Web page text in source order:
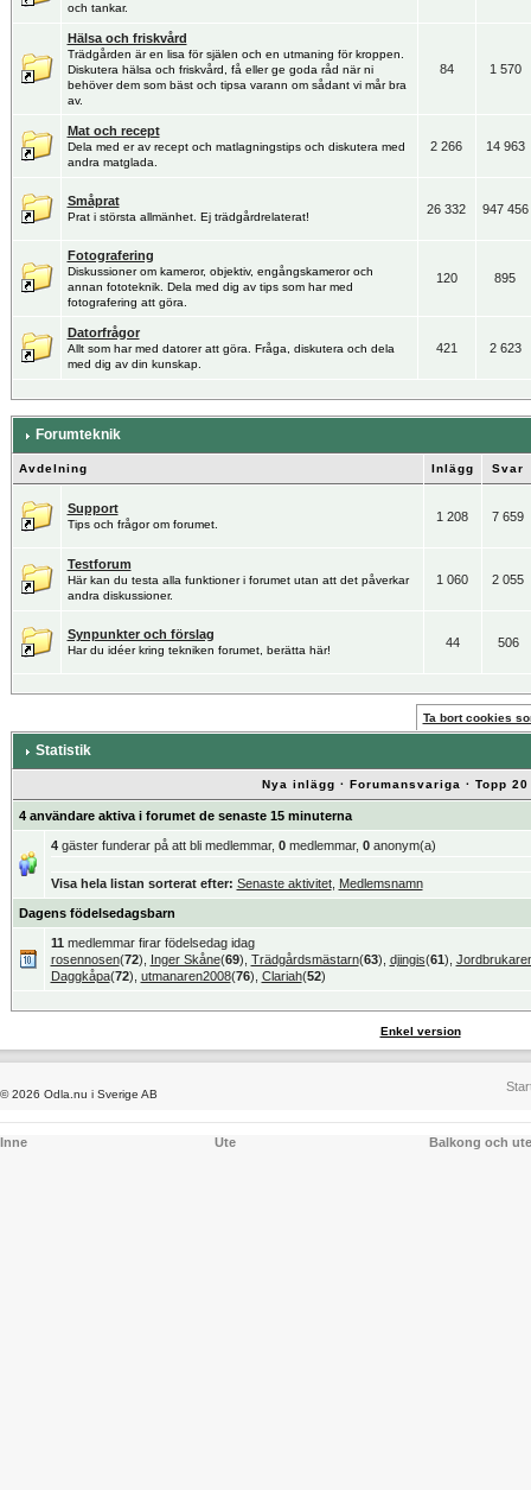
och tankar.
Hälsa och friskvård
Trädgården är en lisa för själen och en utmaning för kroppen.
Diskutera hälsa och friskvård, få eller ge goda råd när ni
behöver dem som bäst och tipsa varann om sådant vi mår bra
av.
84 1 570
Mat och recept
Dela med er av recept och matlagningstips och diskutera med
andra matglada.
2 266 14 963
Småprat
Prat i största allmänhet. Ej trädgårdrelaterat!
26 332 947 456
Fotografering
Diskussioner om kameror, objektiv, engångskameror och
annan fototeknik. Dela med dig av tips som har med
fotografering att göra.
120 895
Datorfrågor
Allt som har med datorer att göra. Fråga, diskutera och dela
med dig av din kunskap.
421 2 623
Forumteknik
Avdelning Inlägg Svar
Support
Tips och frågor om forumet.
1 208 7 659
Testforum
Här kan du testa alla funktioner i forumet utan att det påverkar
andra diskussioner.
1 060 2 055
Synpunkter och förslag
Har du idéer kring tekniken forumet, berätta här!
44 506
Ta bort cookies
Statistik
Nya inlägg · Forumansvariga · Topp
4 användare aktiva i forumet de senaste 15 minuterna
4gäster funderar på att bli medlemmar, 0medlemmar, 0anonym(a)
Visa hela listan sorterat efter: Senaste aktivitet, Medlemsnamn
Dagens födelsedagsbarn
11 medlemmar firar födelsedag idag
rosennosen(72), Inger Skåne(69), Trädgårdsmästarn(63), djingis(61),
Daggkåpa(72), utmanaren2008(76), Clariah(52)
Enkel version
© 2026 Odla.nu i Sverige AB
Inne Ute Balkong och